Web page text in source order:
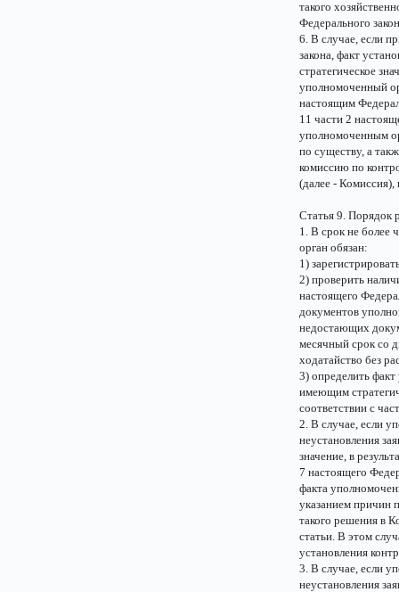
такого
Федерального
6. В случае, если
закона, факт
стратегическое
уполномоченный
настоящим
11 части 2
уполномоченным
по существу, а
комиссию по
(далее - Комиссия),
Статья 9. Порядок
1. В срок не более
орган обязан:
1)
2) проверить
настоящего
документов
недостающих
месячный срок со
ходатайство без
3) определить
имеющим
соответствии с
2. В случае, если
неустановления
значение, в
7 настоящего
факта
указанием причин
такого решения в
статьи. В этом
установления
3. В случае, если
неустановления